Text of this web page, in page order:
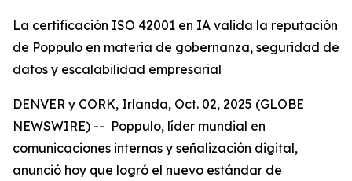
La certificación ISO 42001 en IA valida la reputación
de Poppulo en materia de gobernanza, seguridad de
datos y escalabilidad empresarial
DENVER y CORK, Irlanda, Oct. 02, 2025 (GLOBE
NEWSWIRE) -- Poppulo, líder mundial en
comunicaciones internas y señalización digital,
anunció hoy que logró el nuevo estándar de